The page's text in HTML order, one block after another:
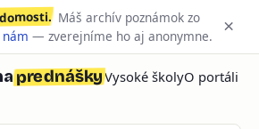
Máš archív poznámok zo
— zverejníme ho aj anonymne. ×
prednáškyVysoké školyO portáli